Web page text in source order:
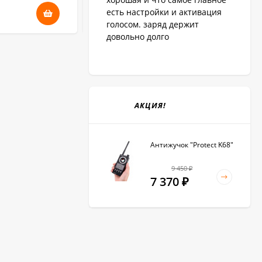
21 380₽
есть настройки и активация
голосом. заряд держит
довольно долго
АКЦИЯ!
Антижучок "Protect K68"
9 450₽
7 370 ₽